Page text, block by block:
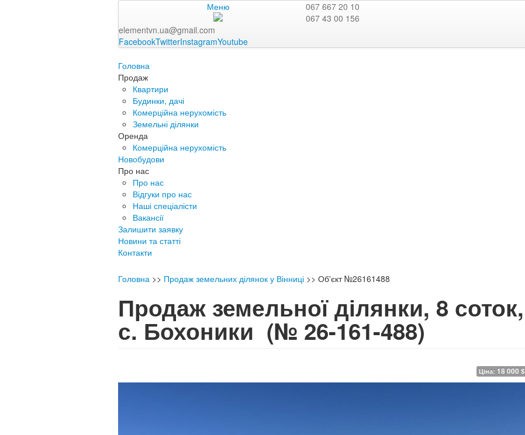
Меню
067 667 20 10
067 43 00 156
elementvn.ua@gmail.com
FacebookTwitterInstagramYoutube
Головна
Продаж
Квартири
Будинки, дачі
Комерційна нерухомість
Земельні ділянки
Оренда
Комерційна нерухомість
Новобудови
Про нас
Про нас
Відгуки про нас
Наші спеціалісти
Вакансії
Залишити заявку
Новини та статті
Контакти
Головна >> Продаж земельних ділянок у Вінниці >> Об'єкт №26161488
Продаж земельної ділянки, 8 соток,
с. Бохоники (№ 26-161-488)
Ціна: 18 000 $